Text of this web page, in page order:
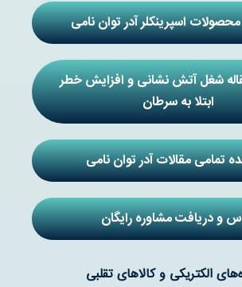
اسپرینکلر آدر توان نامی
شغل آتش نشانی و افزایش خطر
ابتلا به سرطان
تمامی مقالات آدر توان نامی
و دریافت مشاوره رایگان
الکتریکی و کالاهای تقلبی